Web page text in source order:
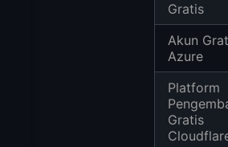
Gratis
Akun
Azure
Platform
Gratis